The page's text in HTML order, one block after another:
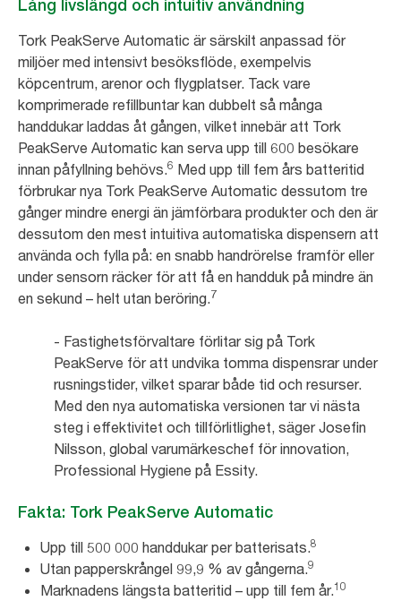
Lång livslängd och intuitiv användning
Tork PeakServe Automatic är särskilt anpassad för
miljöer med intensivt besöksflöde, exempelvis
köpcentrum, arenor och flygplatser. Tack vare
komprimerade refillbuntar kan dubbelt så många
handdukar laddas åt gången, vilket innebär att Tork
PeakServe Automatic kan serva upp till 600 besökare
innan påfyllning behövs.6 Med upp till fem års batteritid
förbrukar nya Tork PeakServe Automatic dessutom tre
gånger mindre energi än jämförbara produkter och den är
dessutom den mest intuitiva automatiska dispensern att
använda och fylla på: en snabb handrörelse framför eller
under sensorn räcker för att få en handduk på mindre än
en sekund – helt utan beröring.7
- Fastighetsförvaltare förlitar sig på Tork
PeakServe för att undvika tomma dispensrar under
rusningstider, vilket sparar både tid och resurser.
Med den nya automatiska versionen tar vi nästa
steg i effektivitet och tillförlitlighet, säger Josefin
Nilsson, global varumärkeschef för innovation,
Professional Hygiene på Essity.
Fakta: Tork PeakServe Automatic
Upp till 500 000 handdukar per batterisats.8
Utan papperskrångel 99,9 % av gångerna.9
Marknadens längsta batteritid – upp till fem år.10